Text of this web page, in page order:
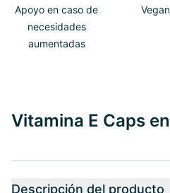
Apoyo en caso de
necesidades
aumentadas
Vitamina E Caps
Descripción del producto